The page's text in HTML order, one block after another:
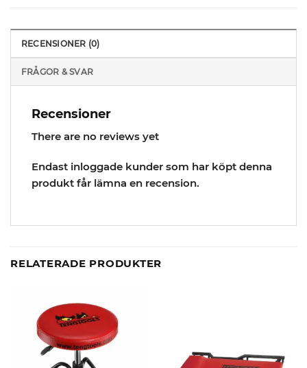
RECENSIONER (0)
FRÅGOR & SVAR
Recensioner
There are no reviews yet
Endast inloggade kunder som har köpt denna
produkt får lämna en recension.
RELATERADE PRODUKTER